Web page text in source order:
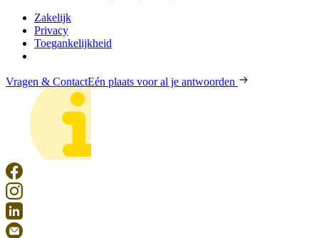
Zakelijk
Privacy
Toegankelijkheid
Vragen & ContactEén plaats voor al je antwoorden